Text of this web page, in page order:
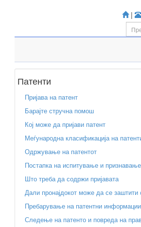
|
Патенти
Пријава на патент
Барајте стручна помош
Кој може да пријави патент
Меѓународна класификација на
Одржување на патентот
Постапка на испитување и
Што треба да содржи пријавата
Дали пронајдокот може да се заштити
Пребарување на патентни информации
Следење на патенто и повреда на